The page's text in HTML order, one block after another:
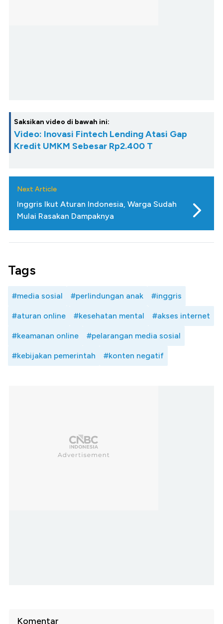
Saksikan video di bawah ini:
Video: Inovasi Fintech Lending Atasi Gap
Kredit UMKM Sebesar Rp2.400 T
Next Article
Inggris Ikut Aturan Indonesia, Warga Sudah
Mulai Rasakan Dampaknya
Tags
#media sosial #perlindungan anak #inggris
#aturan online #kesehatan mental #akses internet
#keamanan online #pelarangan media sosial
#kebijakan pemerintah #konten negatif
Komentar